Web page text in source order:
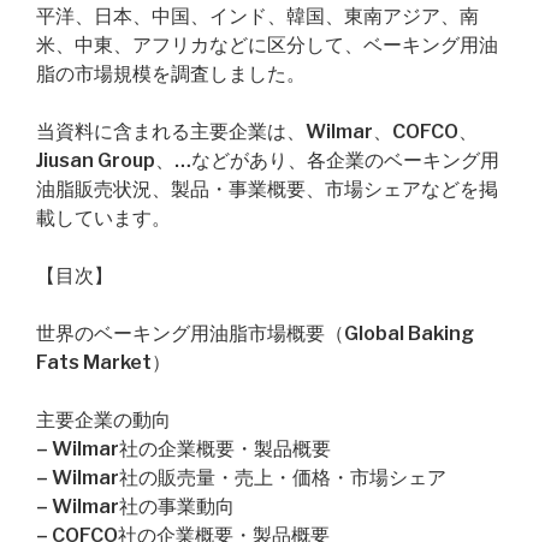
平洋、日本、中国、インド、韓国、東南アジア、南
米、中東、アフリカなどに区分して、ベーキング用油
脂の市場規模を調査しました。
当資料に含まれる主要企業は、Wilmar、COFCO、
Jiusan Group、…などがあり、各企業のベーキング用
油脂販売状況、製品・事業概要、市場シェアなどを掲
載しています。
【目次】
世界のベーキング用油脂市場概要（Global Baking
Fats Market）
主要企業の動向
– Wilmar社の企業概要・製品概要
– Wilmar社の販売量・売上・価格・市場シェア
– Wilmar社の事業動向
– COFCO社の企業概要・製品概要